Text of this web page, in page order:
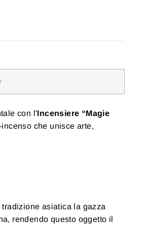
con l'Incensiere “Magie
che unisce arte,
asiatica la gazza
rendendo questo oggetto il